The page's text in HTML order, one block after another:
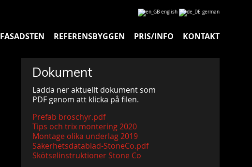
FASADSTEN REFERENSBYGGEN PRIS/INFO KONTAKT
Dokument
Ladda ner aktuellt dokument som
PDF genom att klicka på filen.
Prefab broschyr.pdf
Tips och trix montering 2020
Montage olika underlag 2019
Säkerhetsdatablad-StoneCo.pdf
Skötselinstruktioner Stone Co